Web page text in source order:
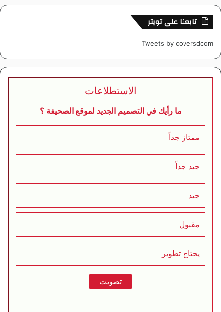
تابعنا على تويتر
Tweets by coversdcom
الاستطلاعات
ما رأيك في التصميم الجديد لموقع الصحيفة ؟
ممتاز جداً
جيد جداً
جيد
مقبول
يحتاج تطوير